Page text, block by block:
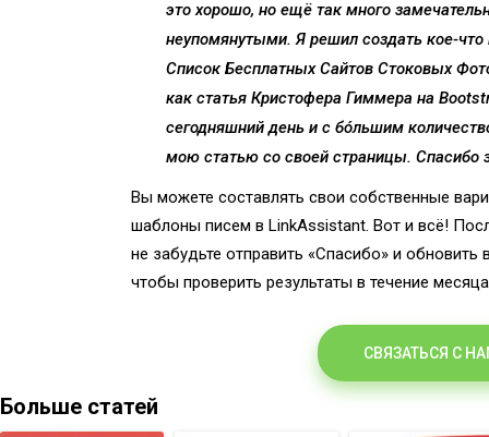
это хорошо, но ещё так много
неупомянутыми. Я решил создать кое-
Список Бесплатных Сайтов Стоковых
как статья Кристофера Гиммера на
сегодняшний день и с бóльшим
мою статью со своей страницы. Спасибо
Вы можете составлять свои собственные
шаблоны писем в LinkAssistant. Вот и всё!
не забудьте отправить «Спасибо» и
чтобы проверить результаты в течение
СВЯЗАТЬСЯ С
Больше статей